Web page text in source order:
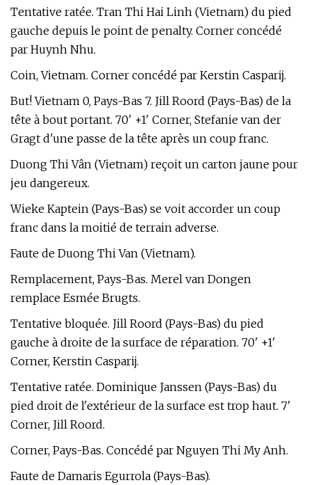
Tentative ratée. Tran Thi Hai Linh (Vietnam) du pied
gauche depuis le point de penalty. Corner concédé
par Huynh Nhu.
Coin, Vietnam. Corner concédé par Kerstin Casparij.
But! Vietnam 0, Pays-Bas 7. Jill Roord (Pays-Bas) de la
tête à bout portant. 70' +1' Corner, Stefanie van der
Gragt d'une passe de la tête après un coup franc.
Duong Thi Vân (Vietnam) reçoit un carton jaune pour
jeu dangereux.
Wieke Kaptein (Pays-Bas) se voit accorder un coup
franc dans la moitié de terrain adverse.
Faute de Duong Thi Van (Vietnam).
Remplacement, Pays-Bas. Merel van Dongen
remplace Esmée Brugts.
Tentative bloquée. Jill Roord (Pays-Bas) du pied
gauche à droite de la surface de réparation. 70' +1'
Corner, Kerstin Casparij.
Tentative ratée. Dominique Janssen (Pays-Bas) du
pied droit de l'extérieur de la surface est trop haut. 7'
Corner, Jill Roord.
Corner, Pays-Bas. Concédé par Nguyen Thi My Anh.
Faute de Damaris Egurrola (Pays-Bas).